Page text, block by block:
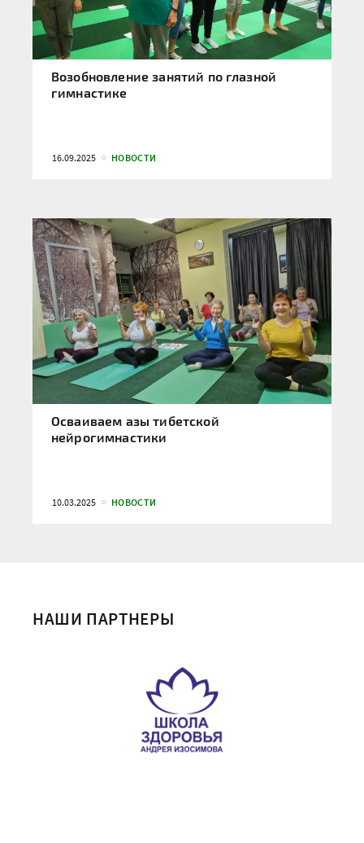
Возобновление занятий по глазной
гимнастике
16.09.2025 НОВОСТИ
Осваиваем азы тибетской
нейрогимнастики
10.03.2025 НОВОСТИ
НАШИ ПАРТНЕРЫ